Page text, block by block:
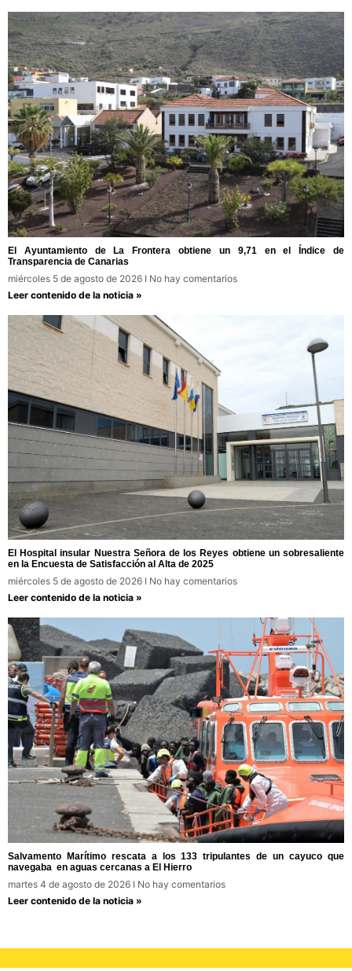
El Ayuntamiento de La Frontera obtiene un 9,71 en el Índice de
Transparencia de Canarias
miércoles 5 de agosto de 2026
No hay comentarios
Leer contenido de la noticia »
El Hospital insular Nuestra Señora de los Reyes obtiene un sobresaliente
en la Encuesta de Satisfacción al Alta de 2025
miércoles 5 de agosto de 2026
No hay comentarios
Leer contenido de la noticia »
Salvamento Marítimo rescata a los 133 tripulantes de un cayuco que
navegaba en aguas cercanas a El Hierro
martes 4 de agosto de 2026
No hay comentarios
Leer contenido de la noticia »